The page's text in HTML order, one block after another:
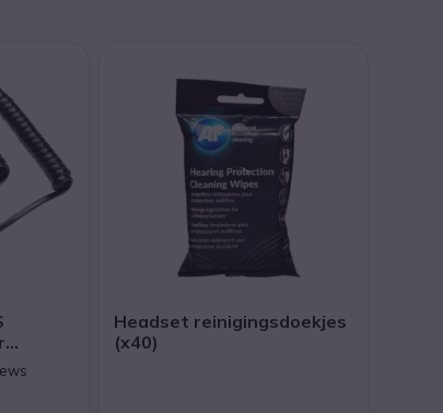
Headset reinigingsdoekjes
(x40)